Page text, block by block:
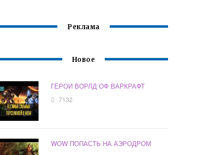
Реклама
Новое
ГЕРОИ ВОРЛД ОФ ВАРКРАФТ
7132
WOW ПОПАСТЬ НА АЭРОДРОМ